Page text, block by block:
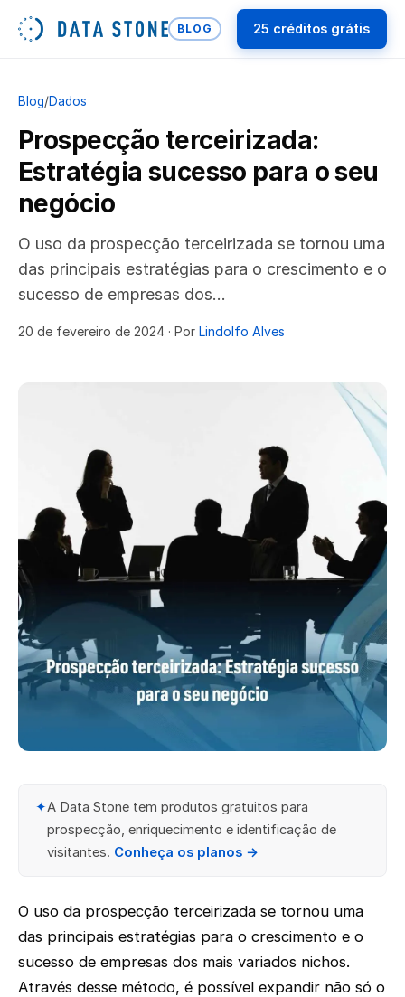
BLOG 25 créditos grátis
Blog/Dados
Prospecção terceirizada:
Estratégia sucesso para o seu
negócio
O uso da prospecção terceirizada se tornou uma
das principais estratégias para o crescimento e o
sucesso de empresas dos…
20 de fevereiro de 2024 · Por Lindolfo Alves
✦A Data Stone tem produtos gratuitos para
prospecção, enriquecimento e identificação de
visitantes. Conheça os planos →
O uso da prospecção terceirizada se tornou uma
das principais estratégias para o crescimento e o
sucesso de empresas dos mais variados nichos.
Através desse método, é possível expandir não só o